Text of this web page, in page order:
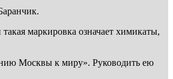
маркировка означает химикаты,
Москвы к миру». Руководить ею